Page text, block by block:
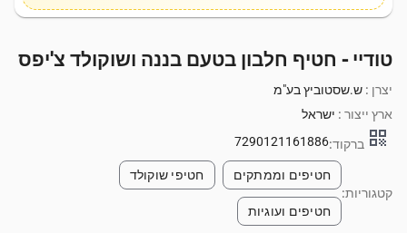
טודיי - חטיף חלבון בטעם בננה ושוקולד צ'יפס
יצרן : ש.שסטוביץ בע"מ
ארץ ייצור : ישראל
qr_code ברקוד:7290121161886
קטגוריות:
חטיפים וממתקים חטיפי שוקולד
חטיפים ועוגיות